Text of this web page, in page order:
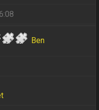
Ben